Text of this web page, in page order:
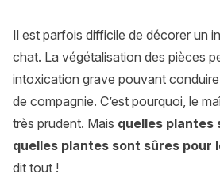
Il est parfois difficile de décorer un
chat. La végétalisation des pièces
intoxication grave pouvant conduire
de compagnie. C’est pourquoi, le
très prudent. Mais quelles plantes
quelles plantes sont sûres pour
dit tout !